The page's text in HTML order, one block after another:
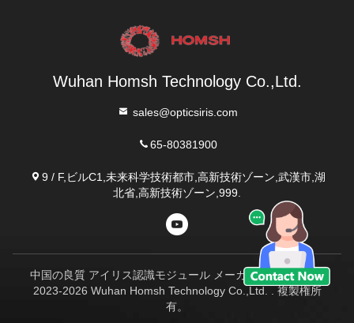
Wuhan Homsh Technology Co.,Ltd.
sales@opticsiris.com
65-80381900
9 / F,ビルC1,未来科学技術都市,高新技術ゾーン,武漢市,湖
北省,高新技術ゾーン,999.
中国の良質 アイリス認識モジュール メーカー。Copyright©
2023-2026 Wuhan Homsh Technology Co.,Ltd. . 複製権所
有。